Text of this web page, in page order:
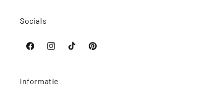
Socials
FacebookInstagramTikTok Pinterest
Informatie